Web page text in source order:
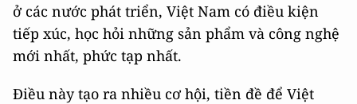
ở các nước phát triển, Việt Nam có điều kiện
tiếp xúc, học hỏi những sản phẩm và công nghệ
mới nhất, phức tạp nhất.
Điều này tạo ra nhiều cơ hội, tiền đề để Việt